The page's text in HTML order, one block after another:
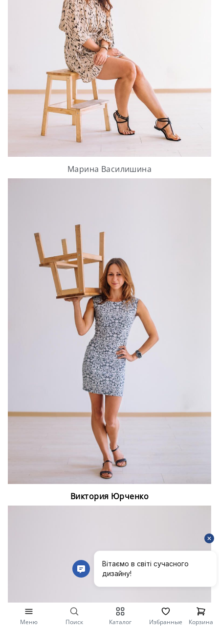
Марина Василишина
Виктория Юрченко
Меню Поиск Каталог Избранные Корзина